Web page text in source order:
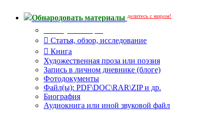
Обнародовать материалы делитесь с миром!
Статья, обзор, исследование
Книга
Художественная проза или поэзия
Запись в личном дневнике (блоге)
Фотодокументы
Файл(ы): PDF\DOC\RAR\ZIP и др.
Биография
Аудиокнига или иной звуковой файл